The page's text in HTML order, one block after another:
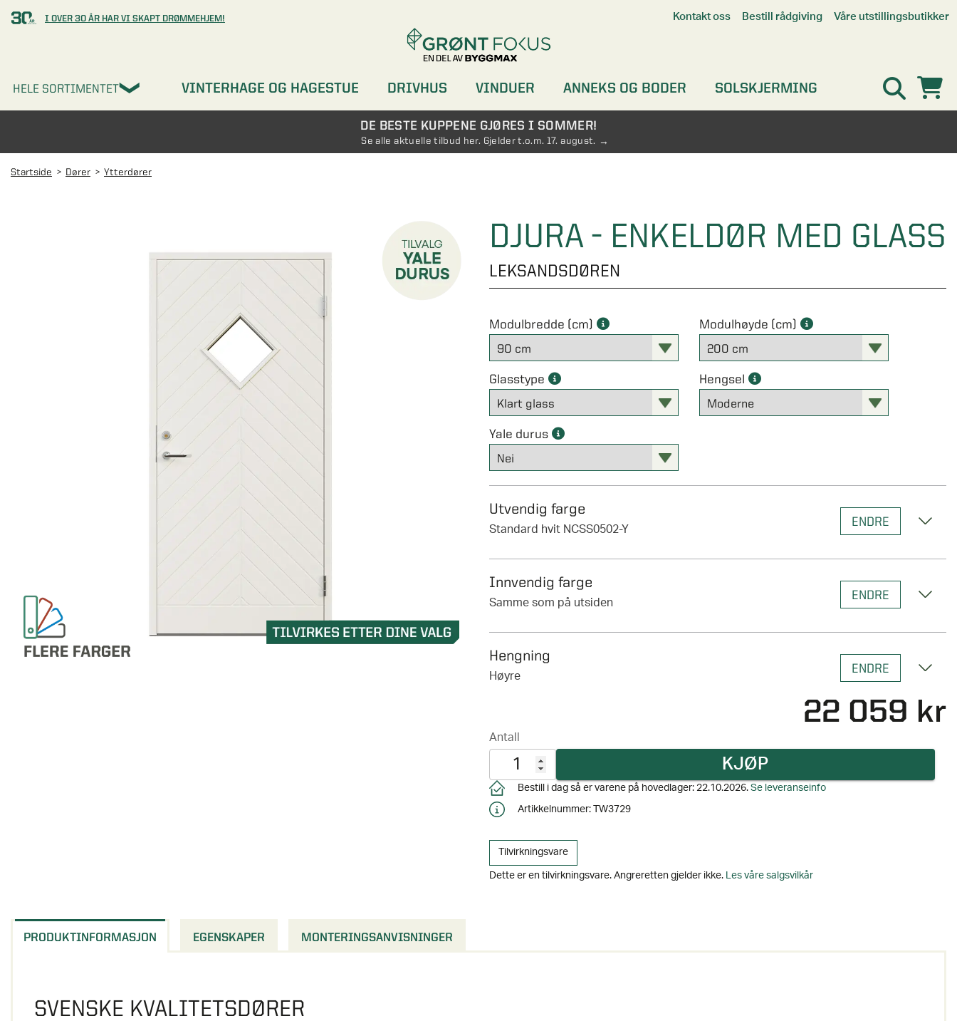
I OVER 30 ÅR HAR VI SKAPT DRØMMEHJEM! Kontakt oss Bestill rådgiving Våre utstillingsbutikker
Kristiansand
HELE SORTIMENTET VINTERHAGE OG HAGESTUE DRIVHUS VINDUER ANNEKS OG BODER
SOLSKJERMING
DØRER
GARDEROBER
DE BESTE KUPPENE GJØRES I SOMMER!
Se alle aktuelle tilbud her. Gjelder t.o.m. 17. august.
Startside Dører Ytterdører
DJURA - ENKELDØR MED GLASS
LEKSANDSDØREN
Modulbredde (cm) Modulhøyde (cm)
Glasstype Hengsel
Yale durus
Utvendig farge
Standard hvit NCSS0502-Y
Innvendig farge
Samme som på utsiden
Hengning
Høyre
PRODUKTINFORMASJON EGENSKAPER MONTERINGSANVISNINGER
SVENSKE KVALITETSDØRER